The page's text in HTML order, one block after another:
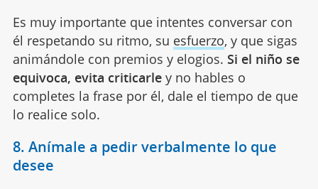
Es muy importante que intentes conversar con
él respetando su ritmo, su esfuerzo, y que sigas
animándole con premios y elogios. Si el niño se
equivoca, evita criticarle y no hables o
completes la frase por él, dale el tiempo de que
lo realice solo.
8. Anímale a pedir verbalmente lo que
desee